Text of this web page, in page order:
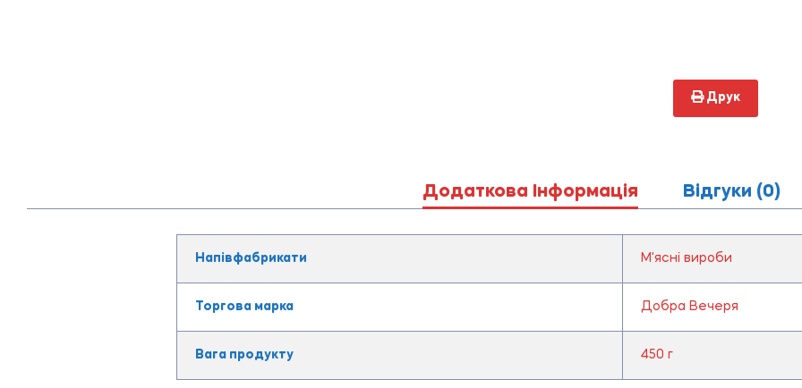
Друк
Додаткова Інформація Відгуки (0)
Напівфабрикати М'ясні вироби
Торгова марка Добра Вечеря
Вага продукту 450 г